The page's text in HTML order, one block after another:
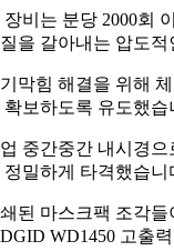
장비는 분당 2000회
을 갈아내는 압도
막힘 해결을 위해
확보하도록 유도했습
중간중간 내시경
정밀하게 타격했습니
된 마스크팩 조각
WD1450 고출